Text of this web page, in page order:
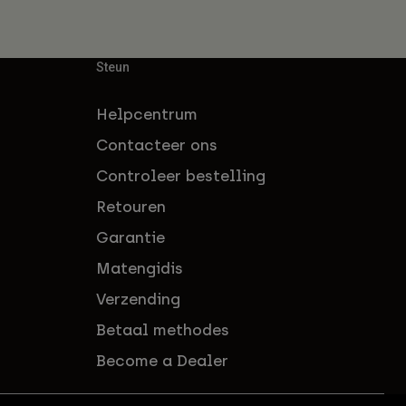
Steun
Helpcentrum
Contacteer ons
Controleer bestelling
Retouren
Garantie
Matengidis
Verzending
Betaal methodes
Become a Dealer